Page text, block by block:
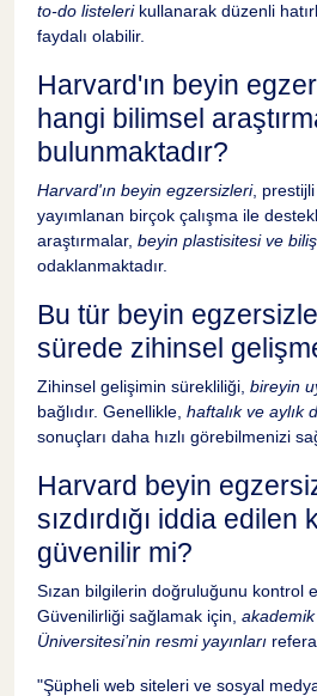
to-do listelerikullanarak düzenli
faydalı olabilir.
Harvard'ın beyin
hangi bilimsel
bulunmaktadır?
Harvard'ın beyin egzersizleri,
yayımlanan birçok çalışma ile
araştırmalar, beyin plastisitesi ve
odaklanmaktadır.
Bu tür beyin
sürede zihinsel
Zihinsel gelişimin sürekliliği, bireyin
bağlıdır. Genellikle, haftalık ve aylık
sonuçları daha hızlı görebilmenizi
Harvard beyin
sızdırdığı iddia edilen
güvenilir mi?
Sızan bilgilerin doğruluğunu kontrol
Güvenilirliği sağlamak için,
Üniversitesi’nin resmi yayınları
"Şüpheli web siteleri ve sosyal